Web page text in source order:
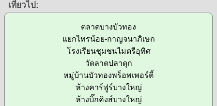
เที่ยวไป:
ตลาดบางบัวทอง
แยกไทรน้อย-กาญจนาภิเษก
โรงเรียนชุมชนไมตรีอุทิศ
วัดลาดปลาดุก
หมู่บ้านบัวทองพร็อพเพอร์ตี้
ห้างคาร์ฟูร์บางใหญ่
ห้างบิ๊กคิงส์บางใหญ่